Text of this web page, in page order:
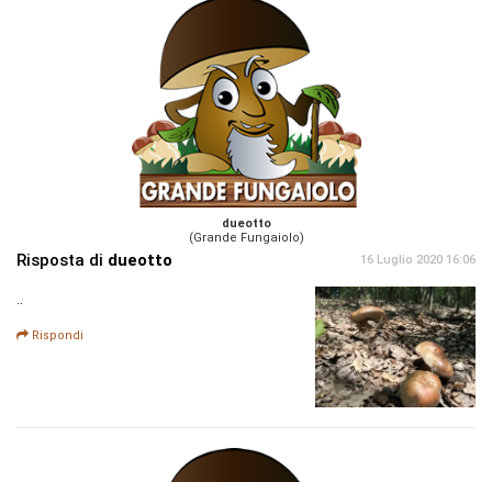
dueotto
(Grande Fungaiolo)
Risposta di dueotto 16 Luglio 2020 16:06
..
Rispondi